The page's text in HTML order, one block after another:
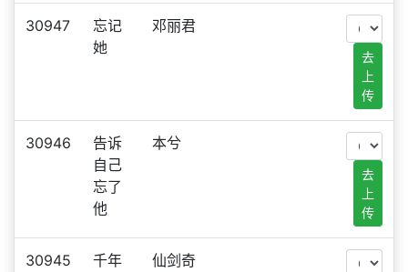
30947
忘记
她
邓丽君
去
上
传
30946
告诉
自己
忘了
他
本兮
去
上
传
30945
千年
仙剑奇